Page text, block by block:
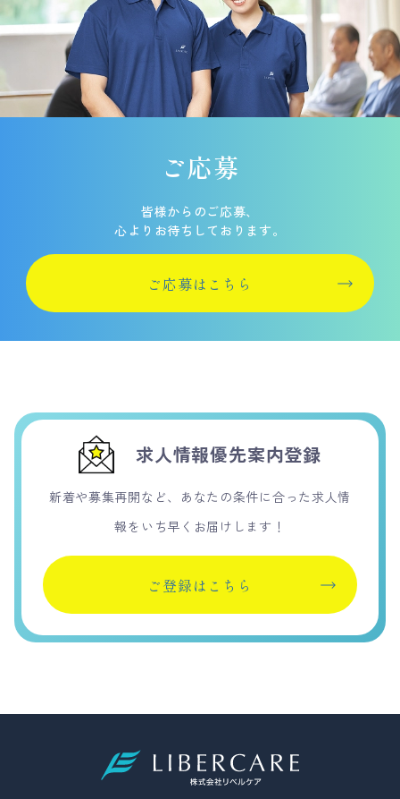
ご応募
皆様からのご応募、
心よりお待ちしております。
ご応募はこちら
求人情報優先案内登録
新着や募集再開など、あなたの条件に合った求人情
報をいち早くお届けします！
ご登録はこちら